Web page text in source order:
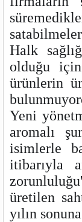
Halk
olduğu
ürünlerin
Yeni
aromalı
isimlerle
itibarıyla
üretilen
yılın